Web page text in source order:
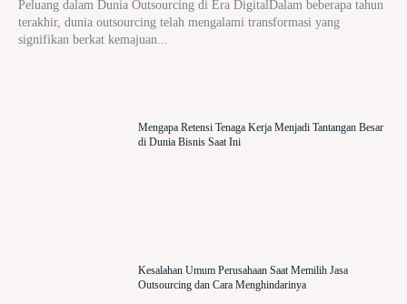
Peluang dalam Dunia Outsourcing di Era DigitalDalam beberapa tahun
terakhir, dunia outsourcing telah mengalami transformasi yang
signifikan berkat kemajuan...
Mengapa Retensi Tenaga Kerja Menjadi Tantangan Besar
di Dunia Bisnis Saat Ini
Kesalahan Umum Perusahaan Saat Memilih Jasa
Outsourcing dan Cara Menghindarinya